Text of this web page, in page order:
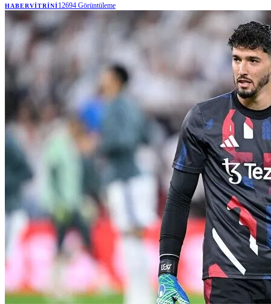
HABERVITRINI12694 Görüntüleme